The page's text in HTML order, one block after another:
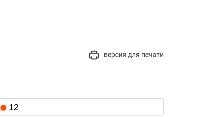
версия для печати
12